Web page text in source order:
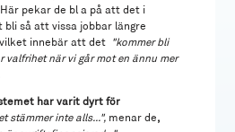
Här pekar de bl a på att det i
så att vissa jobbar längre
innebär att det
"kommer bli
valfrihet när vi går mot en ännu mer
har varit dyrt för
stämmer inte alls...", menar de,